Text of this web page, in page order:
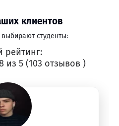
клиентов
студенты:
рейтинг:
из 5 (103 отзывов )